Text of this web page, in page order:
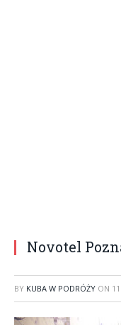
Novotel
BY KUBA W PODRÓŻY ON